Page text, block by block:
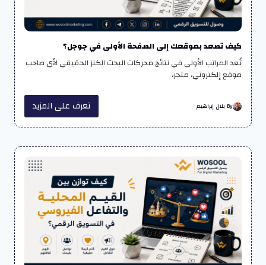
كيف تصعد بموقعك إلى الصفحة الأولى في جوجل؟
تُعد المراتب الأولى في نتائج محركات البحث الكنز الحقيقي لأي صاحب
موقع إلكتروني، متجر،
By بلال إبراهيم تعرف على المزيد